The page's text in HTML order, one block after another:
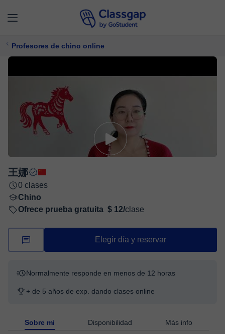
Profesores de chino online
王娜
0 clases
Chino
Ofrece prueba gratuita $ 12/clase
Elegir día y reservar
Normalmente responde en menos de 12 horas
+ de 5 años de exp. dando clases online
Sobre mi Disponibilidad Más info